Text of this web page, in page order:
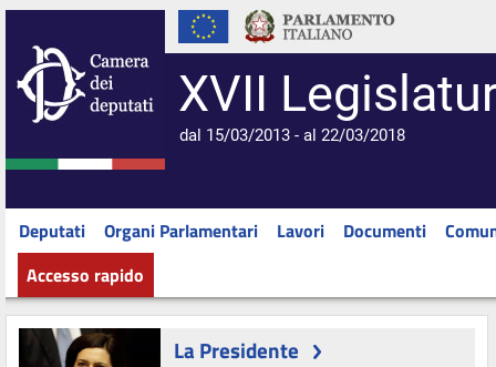
XVII
dal 15/03/2013 - al 22/03/2018
Deputati Organi Parlamentari Lavori Documenti
Accesso rapido
La Presidente